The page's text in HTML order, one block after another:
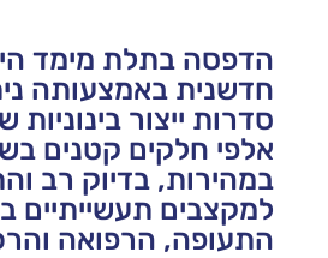
הדפסה בתלת מימד
חדשנית באמצעותה
סדרות ייצור
אלפי חלקים קטנים
במהירות, בדיוק רב
למקצבים תעשייתיים
התעופה, הרפואה